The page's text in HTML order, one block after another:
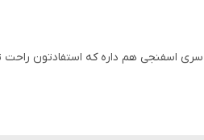
سری اسفنجی هم داره که استفادتون